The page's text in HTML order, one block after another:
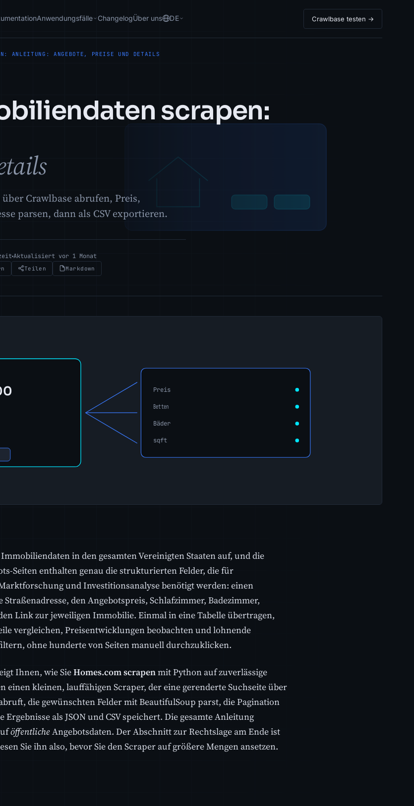
Anwendungsfälle ChangelogÜber uns DE Crawlbase testen →
ANLEITUNG: ANGEBOTE, PREISE UND DETAILS
scrapen:
Crawlbase abrufen, Preis,
parsen, dann als CSV exportieren.
Aktualisiert vor 1 Monat
Teilen Markdown
in den gesamten Vereinigten Staaten auf, und die
Seiten enthalten genau die strukturierten Felder, die für
und Investitionsanalyse benötigt werden: einen
Straßenadresse, den Angebotspreis, Schlafzimmer, Badezimmer,
Link zur jeweiligen Immobilie. Einmal in eine Tabelle übertragen,
vergleichen, Preisentwicklungen beobachten und lohnende
ohne hunderte von Seiten manuell durchzuklicken.
Ihnen, wie SieHomes.com scrapenmit Python auf zuverlässige
einen kleinen, lauffähigen Scraper, der eine gerenderte Suchseite über
die gewünschten Felder mit BeautifulSoup parst, die Pagination
als JSON und CSV speichert. Die gesamte Anleitung
öffentlicheAngebotsdaten. Der Abschnitt zur Rechtslage am Ende ist
Sie ihn also, bevor Sie den Scraper auf größere Mengen ansetzen.